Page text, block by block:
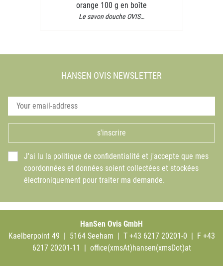
orange 100 g en boîte
Le savon douche OVIS…
HANSEN OVIS NEWSLETTER
s'inscrire
J'ai lu la politique de confidentialité et j'accepte que mes
coordonnées et données soient collectées et stockées
électroniquement pour traiter ma demande.
HanSen Ovis GmbH
Kaelberpoint 49 | 5164 Seeham | T +43 6217 20201-0 | F +43
6217 20201-11 | office(xmsAt)hansen(xmsDot)at